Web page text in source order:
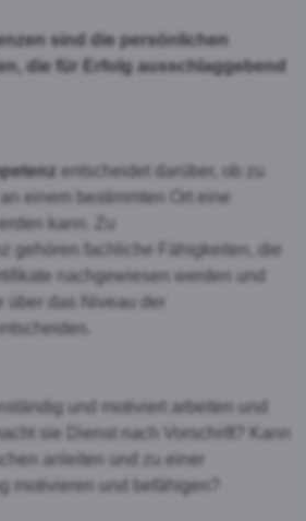
sind die persönlichen
die für Erfolg ausschlaggebend
entscheidet darüber, ob zu
einem bestimmten Ort eine
kann. Zu
gehören fachliche Fähigkeiten, die
nachgewiesen werden und
über das Niveau der
und motiviert arbeiten und
sie Dienst nach Vorschrift? Kann
anleiten und zu einer
motivieren und befähigen?